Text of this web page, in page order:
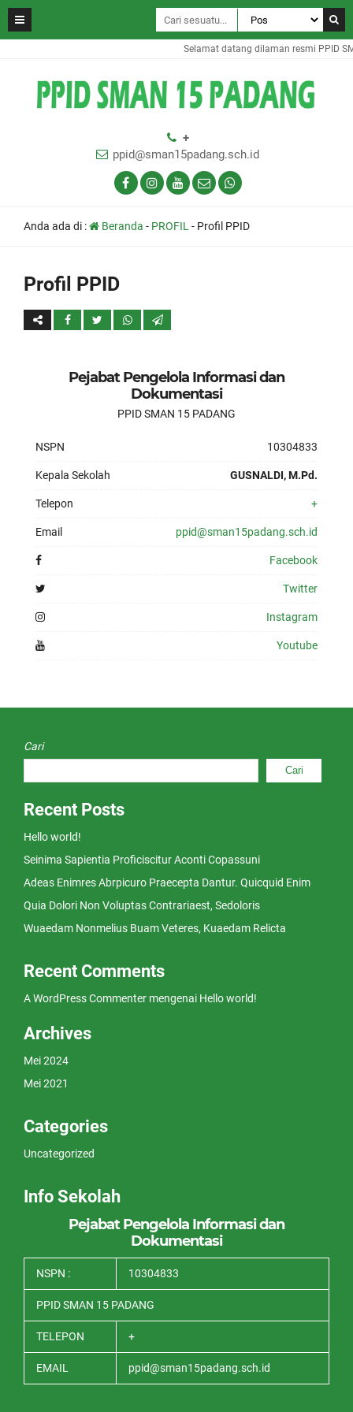
Selamat datang dilaman resmi PPID
+
ppid@sman15padang.sch.id
Anda ada di : Beranda - PROFIL - Profil PPID
Profil PPID
Pejabat Pengelola Informasi dan
Dokumentasi
PPID SMAN 15 PADANG
NSPN 10304833
Kepala Sekolah GUSNALDI, M.Pd.
Telepon +
Email ppid@sman15padang.sch.id
Facebook
Twitter
Instagram
Youtube
Cari
Cari
Recent Posts
Hello world!
Seinima Sapientia Proficiscitur Aconti Copassuni
Adeas Enimres Abrpicuro Praecepta Dantur. Quicquid Enim
Quia Dolori Non Voluptas Contrariaest, Sedoloris
Wuaedam Nonmelius Buam Veteres, Kuaedam Relicta
Recent Comments
A WordPress Commenter mengenai Hello world!
Archives
Mei 2024
Mei 2021
Categories
Uncategorized
Info Sekolah
Pejabat Pengelola Informasi dan
Dokumentasi
NSPN : 10304833
PPID SMAN 15 PADANG
TELEPON +
EMAIL ppid@sman15padang.sch.id